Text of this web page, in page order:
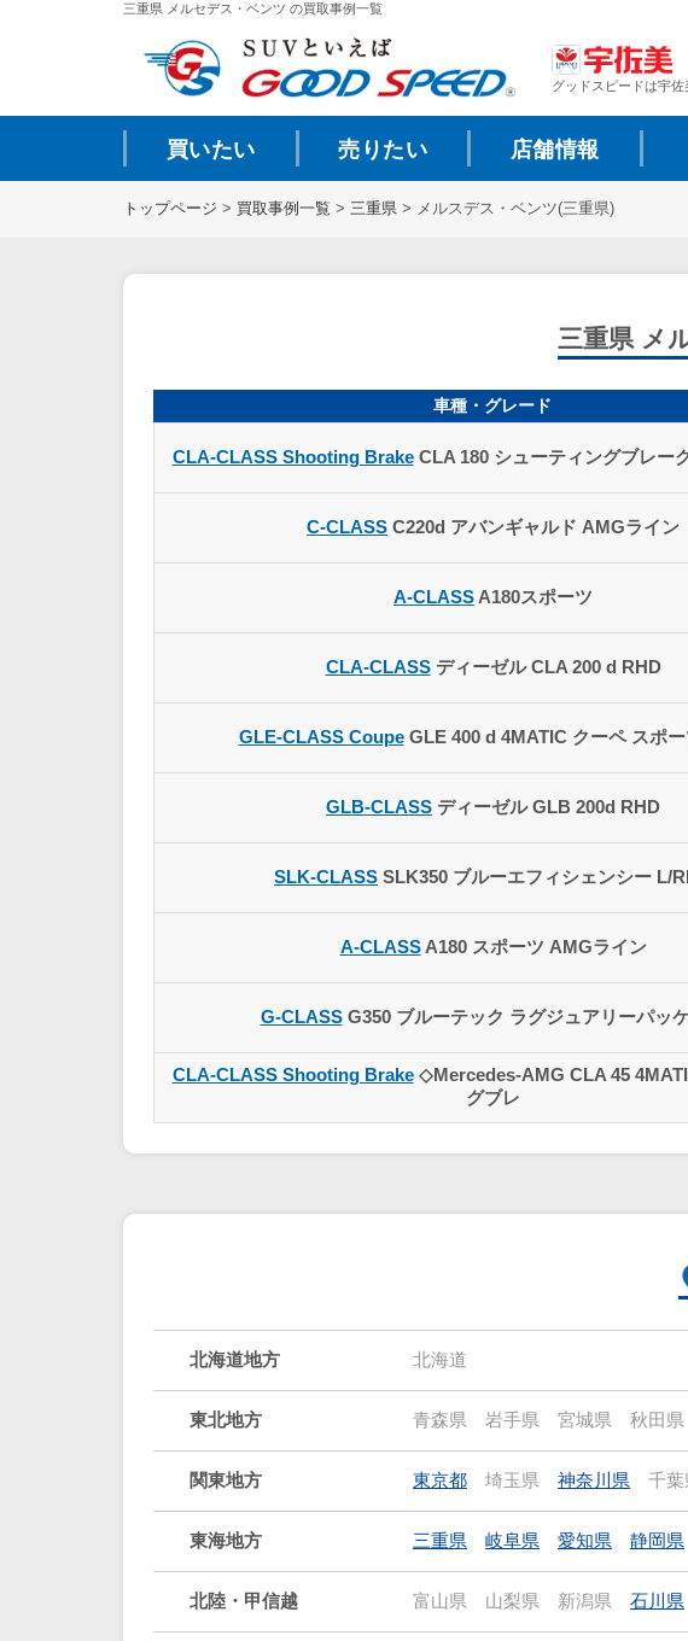
三重県 メルセデス・ベンツ の買取事例一覧
グッドスピードは宇佐
買いたい 売りたい 店舗情報
トップページ > 買取事例一覧 > 三重県 > メルスデス・ベンツ(三重県)
三重県 メ
車種・グレード
CLA-CLASS Shooting BrakeCLA 180 シューティングブレー
C-CLASS C220d アバンギャルド AMGライン
A-CLASS A180スポーツ
CLA-CLASSディーゼル CLA 200 d RHD
GLE-CLASS CoupeGLE 400 d 4MATIC クーペ スポ
GLB-CLASS ディーゼル GLB 200d RHD
SLK-CLASS SLK350 ブルーエフィシェンシー L/
A-CLASSA180 スポーツ AMGライン
G-CLASSG350 ブルーテック ラグジュアリーパッ
CLA-CLASS Shooting Brake◇Mercedes-AMG CLA 45
グブレ
北海道地方 北海道
東北地方 青森県 岩手県 宮城県 秋田県
関東地方 東京都 埼玉県 神奈川県 千葉
東海地方 三重県 岐阜県 愛知県 静岡県
北陸・甲信越 富山県 山梨県 新潟県 石川県